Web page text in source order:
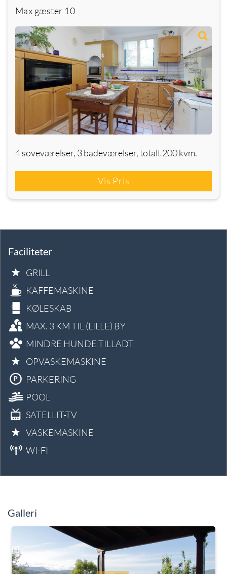
Max gæster 10
4 soveværelser, 3 badeværelser, totalt 200 kvm.
Vis Pris
Faciliteter
GRILL
KAFFEMASKINE
KØLESKAB
MAX. 3 KM TIL (LILLE) BY
MINDRE HUNDE TILLADT
OPVASKEMASKINE
PARKERING
POOL
SATELLIT-TV
VASKEMASKINE
WI-FI
Galleri